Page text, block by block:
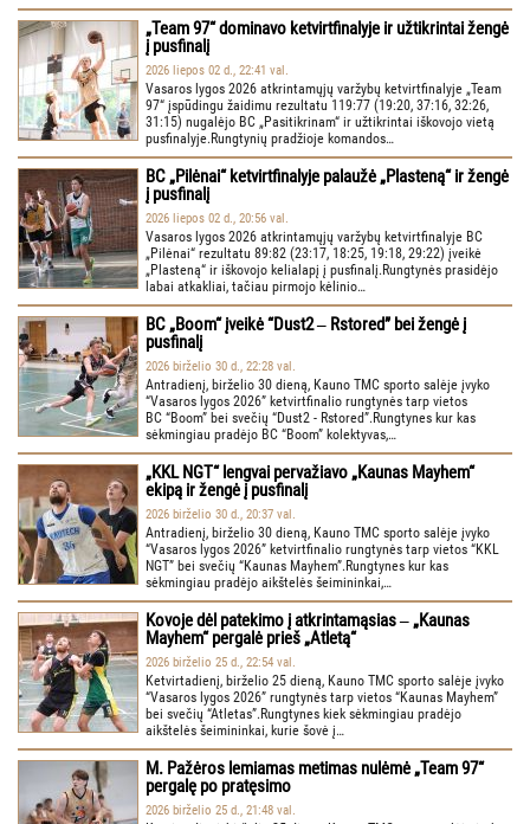
„Team 97“ dominavo ketvirtfinalyje ir užtikrintai žengė
į pusfinalį
2026 liepos 02 d., 22:41 val.
Vasaros lygos 2026 atkrintamųjų varžybų ketvirtfinalyje „Team
97“ įspūdingu žaidimu rezultatu 119:77 (19:20, 37:16, 32:26,
31:15) nugalėjo BC „Pasitikrinam“ ir užtikrintai iškovojo vietą
pusfinalyje.Rungtynių pradžioje komandos…
BC „Pilėnai“ ketvirtfinalyje palaužė „Plasteną“ ir žengė
į pusfinalį
2026 liepos 02 d., 20:56 val.
Vasaros lygos 2026 atkrintamųjų varžybų ketvirtfinalyje BC
„Pilėnai“ rezultatu 89:82 (23:17, 18:25, 19:18, 29:22) įveikė
„Plasteną“ ir iškovojo kelialapį į pusfinalį.Rungtynės prasidėjo
labai atkakliai, tačiau pirmojo kėlinio…
BC „Boom“ įveikė “Dust2 ‒ Rstored” bei žengė į
pusfinalį
2026 birželio 30 d., 22:28 val.
Antradienį, birželio 30 dieną, Kauno TMC sporto salėje įvyko
“Vasaros lygos 2026” ketvirtfinalio rungtynės tarp vietos
BC “Boom” bei svečių “Dust2 - Rstored”.Rungtynes kur kas
sėkmingiau pradėjo BC “Boom” kolektyvas,…
„KKL NGT“ lengvai pervažiavo „Kaunas Mayhem“
ekipą ir žengė į pusfinalį
2026 birželio 30 d., 20:37 val.
Antradienį, birželio 30 dieną, Kauno TMC sporto salėje įvyko
“Vasaros lygos 2026” ketvirtfinalio rungtynės tarp vietos “KKL
NGT” bei svečių “Kaunas Mayhem”.Rungtynes kur kas
sėkmingiau pradėjo aikštelės šeimininkai,…
Kovoje dėl patekimo į atkrintamąsias ‒ „Kaunas
Mayhem“ pergalė prieš „Atletą“
2026 birželio 25 d., 22:54 val.
Ketvirtadienį, birželio 25 dieną, Kauno TMC sporto salėje įvyko
“Vasaros lygos 2026” rungtynės tarp vietos “Kaunas Mayhem”
bei svečių “Atletas”.Rungtynes kiek sėkmingiau pradėjo
aikštelės šeimininkai, kurie šovė į…
M. Pažėros lemiamas metimas nulėmė „Team 97“
pergalę po pratęsimo
2026 birželio 25 d., 21:48 val.